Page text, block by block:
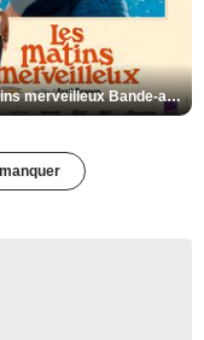
Les Matins merveilleux Bande-annonce VF